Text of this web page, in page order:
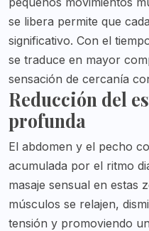
se libera permite que
significativo. Con el
se traduce en mayor
sensación de cercanía
Reducción del
profunda
El abdomen y el pecho
acumulada por el ritmo
masaje sensual en estas
músculos se relajen,
tensión y promoviendo